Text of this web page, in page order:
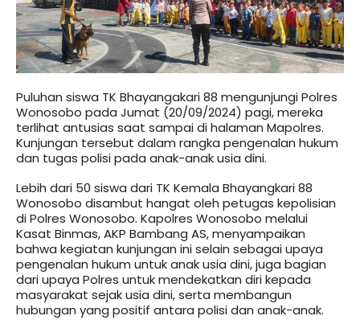
Puluhan siswa TK Bhayangakari 88 mengunjungi Polres
Wonosobo pada Jumat (20/09/2024) pagi, mereka
terlihat antusias saat sampai di halaman Mapolres.
Kunjungan tersebut dalam rangka pengenalan hukum
dan tugas polisi pada anak-anak usia dini.
Lebih dari 50 siswa dari TK Kemala Bhayangkari 88
Wonosobo disambut hangat oleh petugas kepolisian
di Polres Wonosobo. Kapolres Wonosobo melalui
Kasat Binmas, AKP Bambang AS, menyampaikan
bahwa kegiatan kunjungan ini selain sebagai upaya
pengenalan hukum untuk anak usia dini, juga bagian
dari upaya Polres untuk mendekatkan diri kepada
masyarakat sejak usia dini, serta membangun
hubungan yang positif antara polisi dan anak-anak.